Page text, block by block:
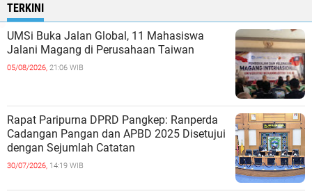
TERKINI
UMSi Buka Jalan Global, 11 Mahasiswa
Jalani Magang di Perusahaan Taiwan
05/08/2026, 21:06 WIB
Rapat Paripurna DPRD Pangkep: Ranperda
Cadangan Pangan dan APBD 2025 Disetujui
dengan Sejumlah Catatan
30/07/2026, 14:19 WIB